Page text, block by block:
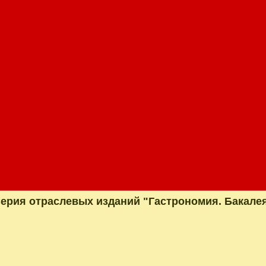
отраслевых изданий "Гастрономия.